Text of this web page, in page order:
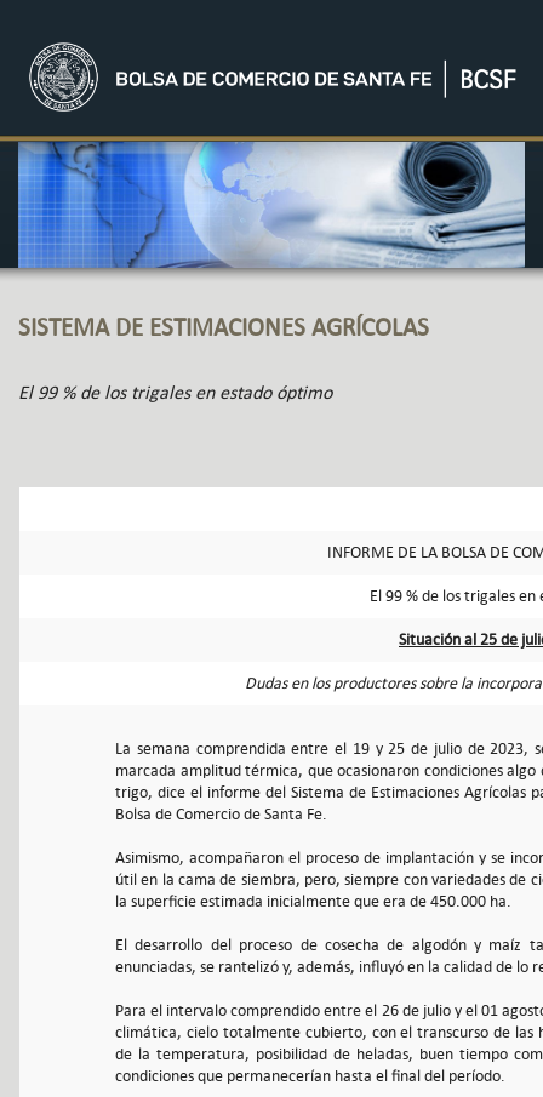
SISTEMA DE ESTIMACIONES AGRÍCOLAS
El 99 % de los trigales en estado óptimo
INFORME DE LA BOLSA DE
El 99 % de los trigales
Situación al 25 de
Dudas en los productores sobre la
La semana comprendida entre el 19 y 25 de julio de 2023,
marcada amplitud térmica, que ocasionaron condiciones
trigo, dice el informe del Sistema de Estimaciones Agrícolas
Bolsa de Comercio de Santa Fe.
Asimismo, acompañaron el proceso de implantación y se
útil en la cama de siembra, pero, siempre con variedades de
la superficie estimada inicialmente que era de 450.000 ha.
El desarrollo del proceso de cosecha de algodón y maíz
enunciadas, se rantelizó y, además, influyó en la calidad de lo
Para el intervalo comprendido entre el 26 de julio y el 01
climática, cielo totalmente cubierto, con el transcurso de las
de la temperatura, posibilidad de heladas, buen tiempo
condiciones que permanecerían hasta el final del período.